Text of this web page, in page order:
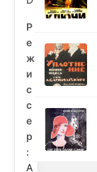
Р
е
ж
и
с
с
е
р
:
А